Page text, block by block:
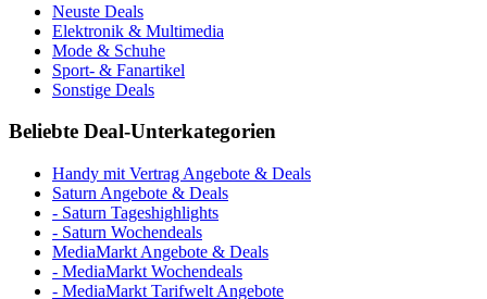
Neuste Deals
Elektronik & Multimedia
Mode & Schuhe
Sport- & Fanartikel
Sonstige Deals
Beliebte Deal-Unterkategorien
Handy mit Vertrag Angebote & Deals
Saturn Angebote & Deals
- Saturn Tageshighlights
- Saturn Wochendeals
MediaMarkt Angebote & Deals
- MediaMarkt Wochendeals
- MediaMarkt Tarifwelt Angebote